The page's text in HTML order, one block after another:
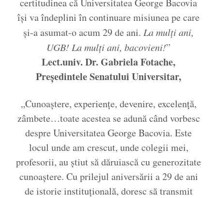
își va îndeplini în continuare misiunea pe care
și-a asumat-o acum 29 de ani. La mulți ani,
UGB! La mulți ani, bacovieni!”
Lect.univ. Dr. Gabriela Fotache,
Președintele Senatului Universitar,
„Cunoaștere, experiențe, devenire, excelență,
zâmbete…toate acestea se adună când vorbesc
despre Universitatea George Bacovia. Este
locul unde am crescut, unde colegii mei,
profesorii, au știut să dăruiască cu generozitate
cunoaștere. Cu prilejul aniversării a 29 de ani
de istorie instituțională, doresc să transmit